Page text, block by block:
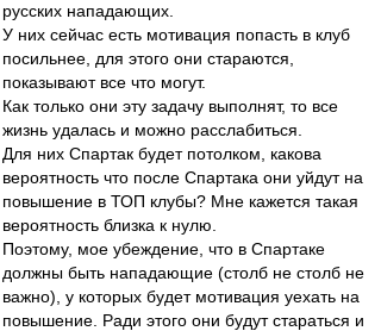
русских нападающих.
У них сейчас есть мотивация попасть в клуб
посильнее, для этого они стараются,
показывают все что могут.
Как только они эту задачу выполнят, то все
жизнь удалась и можно расслабиться.
Для них Спартак будет потолком, какова
вероятность что после Спартака они уйдут на
повышение в ТОП клубы? Мне кажется такая
вероятность близка к нулю.
Поэтому, мое убеждение, что в Спартаке
должны быть нападающие (столб не столб не
важно), у которых будет мотивация уехать на
повышение. Ради этого они будут стараться и